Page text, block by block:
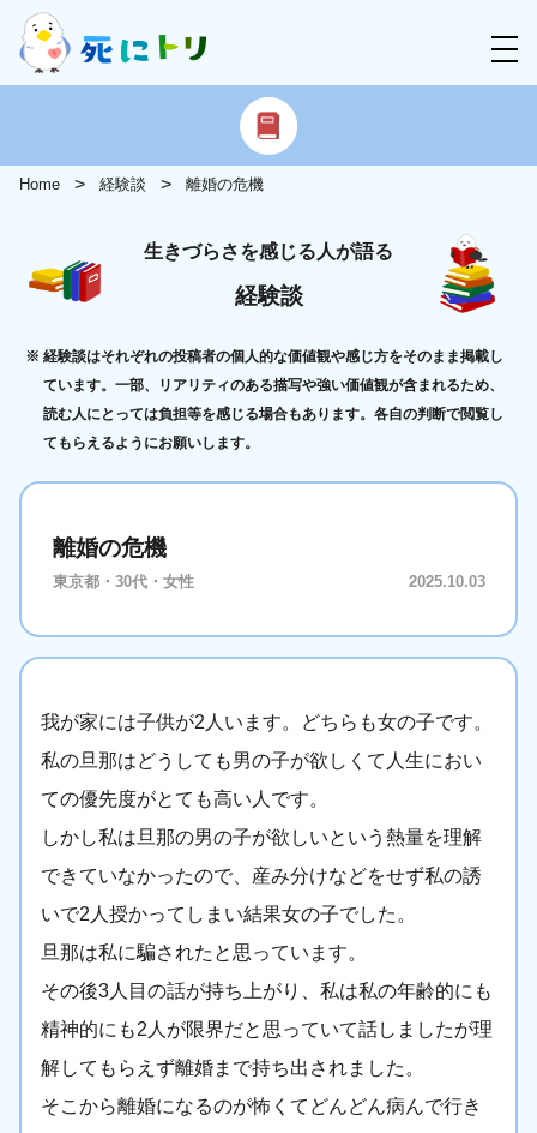
Home 経験談 離婚の危機
生きづらさを感じる人が語る
経験談
経験談はそれぞれの投稿者の個人的な価値観や感じ方をそのまま掲載し
ています。一部、リアリティのある描写や強い価値観が含まれるため、
読む人にとっては負担等を感じる場合もあります。各自の判断で閲覧し
てもらえるようにお願いします。
離婚の危機
東京都・30代・女性 2025.10.03
我が家には子供が2人います。どちらも女の子です。
私の旦那はどうしても男の子が欲しくて人生におい
ての優先度がとても高い人です。
しかし私は旦那の男の子が欲しいという熱量を理解
できていなかったので、産み分けなどをせず私の誘
いで2人授かってしまい結果女の子でした。
旦那は私に騙されたと思っています。
その後3人目の話が持ち上がり、私は私の年齢的にも
精神的にも2人が限界だと思っていて話しましたが理
解してもらえず離婚まで持ち出されました。
そこから離婚になるのが怖くてどんどん病んで行き